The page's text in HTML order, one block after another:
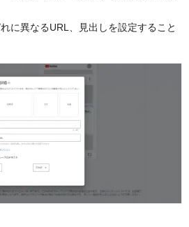
に異なるURL、見出しを設定すること